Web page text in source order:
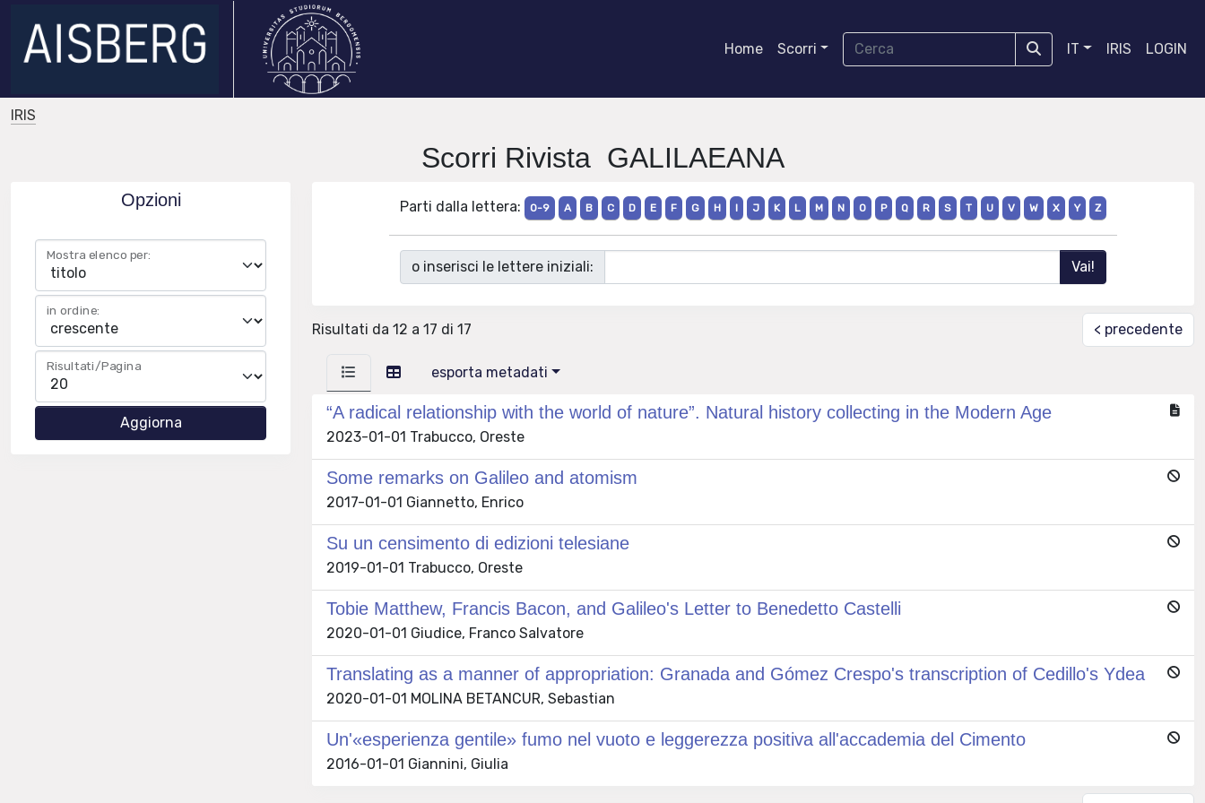
Home Scorri IT IRIS LOGIN
IRIS
Scorri Rivista GALILAEANA
Opzioni
Mostra elenco per:
in ordine:
Risultati/Pagina
Parti dalla lettera: 0-9 A B C D E F G H I J K L M N O P Q R S T U V W X Y Z
o inserisci le lettere iniziali:
Risultati da 12 a 17 di 17 < precedente
esporta metadati
“A radical relationship with the world of nature”. Natural history collecting in the Modern Age
2023-01-01 Trabucco, Oreste
Some remarks on Galileo and atomism
2017-01-01 Giannetto, Enrico
Su un censimento di edizioni telesiane
2019-01-01 Trabucco, Oreste
Tobie Matthew, Francis Bacon, and Galileo's Letter to Benedetto Castelli
2020-01-01 Giudice, Franco Salvatore
Translating as a manner of appropriation: Granada and Gómez Crespo's transcription of Cedillo's Ydea
2020-01-01 MOLINA BETANCUR, Sebastian
Un'«esperienza gentile» fumo nel vuoto e leggerezza positiva all'accademia del Cimento
2016-01-01 Giannini, Giulia